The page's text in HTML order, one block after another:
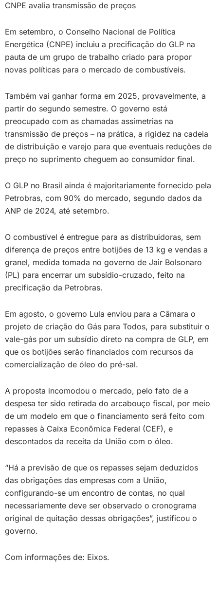
CNPE avalia transmissão de preços
Em setembro, o Conselho Nacional de Política
Energética (CNPE) incluiu a precificação do GLP na
pauta de um grupo de trabalho criado para propor
novas políticas para o mercado de combustíveis.
Também vai ganhar forma em 2025, provavelmente, a
partir do segundo semestre. O governo está
preocupado com as chamadas assimetrias na
transmissão de preços – na prática, a rigidez na cadeia
de distribuição e varejo para que eventuais reduções de
preço no suprimento cheguem ao consumidor final.
O GLP no Brasil ainda é majoritariamente fornecido pela
Petrobras, com 90% do mercado, segundo dados da
ANP de 2024, até setembro.
O combustível é entregue para as distribuidoras, sem
diferença de preços entre botijões de 13 kg e vendas a
granel, medida tomada no governo de Jair Bolsonaro
(PL) para encerrar um subsídio-cruzado, feito na
precificação da Petrobras.
Em agosto, o governo Lula enviou para a Câmara o
projeto de criação do Gás para Todos, para substituir o
vale-gás por um subsídio direto na compra de GLP, em
que os botijões serão financiados com recursos da
comercialização de óleo do pré-sal.
A proposta incomodou o mercado, pelo fato de a
despesa ter sido retirada do arcabouço fiscal, por meio
de um modelo em que o financiamento será feito com
repasses à Caixa Econômica Federal (CEF), e
descontados da receita da União com o óleo.
“Há a previsão de que os repasses sejam deduzidos
das obrigações das empresas com a União,
configurando-se um encontro de contas, no qual
necessariamente deve ser observado o cronograma
original de quitação dessas obrigações”, justificou o
governo.
Com informações de: Eixos.